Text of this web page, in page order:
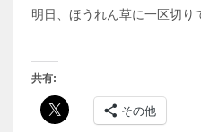
明日、ほうれん草に一区切り
共有:
その他